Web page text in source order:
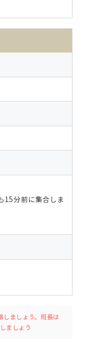
15分前に集合しま
しましょう。班長は
ましょう